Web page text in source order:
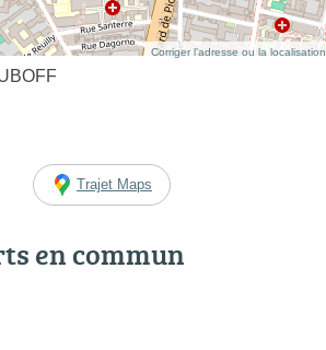
Corriger l’adresse ou la localisation
Trajet Maps
en commun